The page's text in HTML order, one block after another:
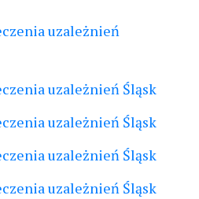
uzależnień
uzależnień Śląsk
uzależnień Śląsk
uzależnień Śląsk
uzależnień Śląsk